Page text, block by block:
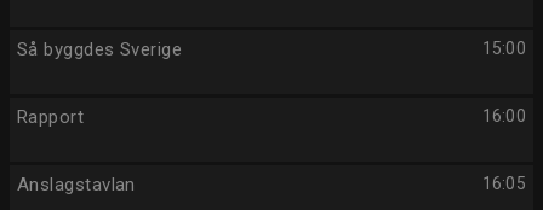
15:00
Så byggdes Sverige
16:00
Rapport
16:05
Anslagstavlan